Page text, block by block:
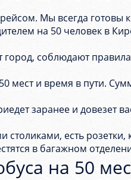
Мы всегда готовы
на 50 человек в
соблюдают
мест и время в пути.
заранее и довезет
есть розетки,
в багажном
на 50